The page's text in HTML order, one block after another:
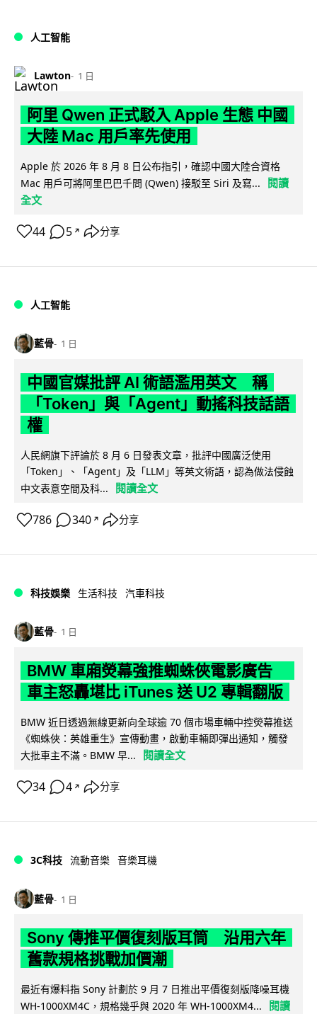
人工智能
Lawton 1 日
阿里 Qwen 正式駁入 Apple 生態 中國
大陸 Mac 用戶率先使用
Apple 於 2026 年 8 月 8 日公布指引，確認中國大陸合資格
Mac 用戶可將阿里巴巴千問 (Qwen) 接駁至 Siri 及寫...
閱讀
全文
44 5 ↗ 分享
人工智能
藍骨 1 日
中國官媒批評 AI 術語濫用英文 稱
「Token」與「Agent」動搖科技話語
權
人民網旗下評論於 8 月 6 日發表文章，批評中國廣泛使用
「Token」、「Agent」及「LLM」等英文術語，認為做法侵蝕
中文表意空間及科...
閱讀全文
786 340 ↗ 分享
科技娛樂 生活科技 汽車科技
藍骨 1 日
BMW 車廂熒幕強推蜘蛛俠電影廣告
車主怒轟堪比 iTunes 送 U2 專輯翻版
BMW 近日透過無線更新向全球逾 70 個市場車輛中控熒幕推送
《蜘蛛俠：英雄重生》宣傳動畫，啟動車輛即彈出通知，觸發
大批車主不滿。BMW 早...
閱讀全文
34 4 ↗ 分享
3C科技 流動音樂 音樂耳機
藍骨 1 日
Sony 傳推平價復刻版耳筒 沿用六年
舊款規格挑戰加價潮
最近有爆料指 Sony 計劃於 9 月 7 日推出平價復刻版降噪耳機
WH-1000XM4C，規格幾乎與 2020 年 WH-1000XM4...
閱讀